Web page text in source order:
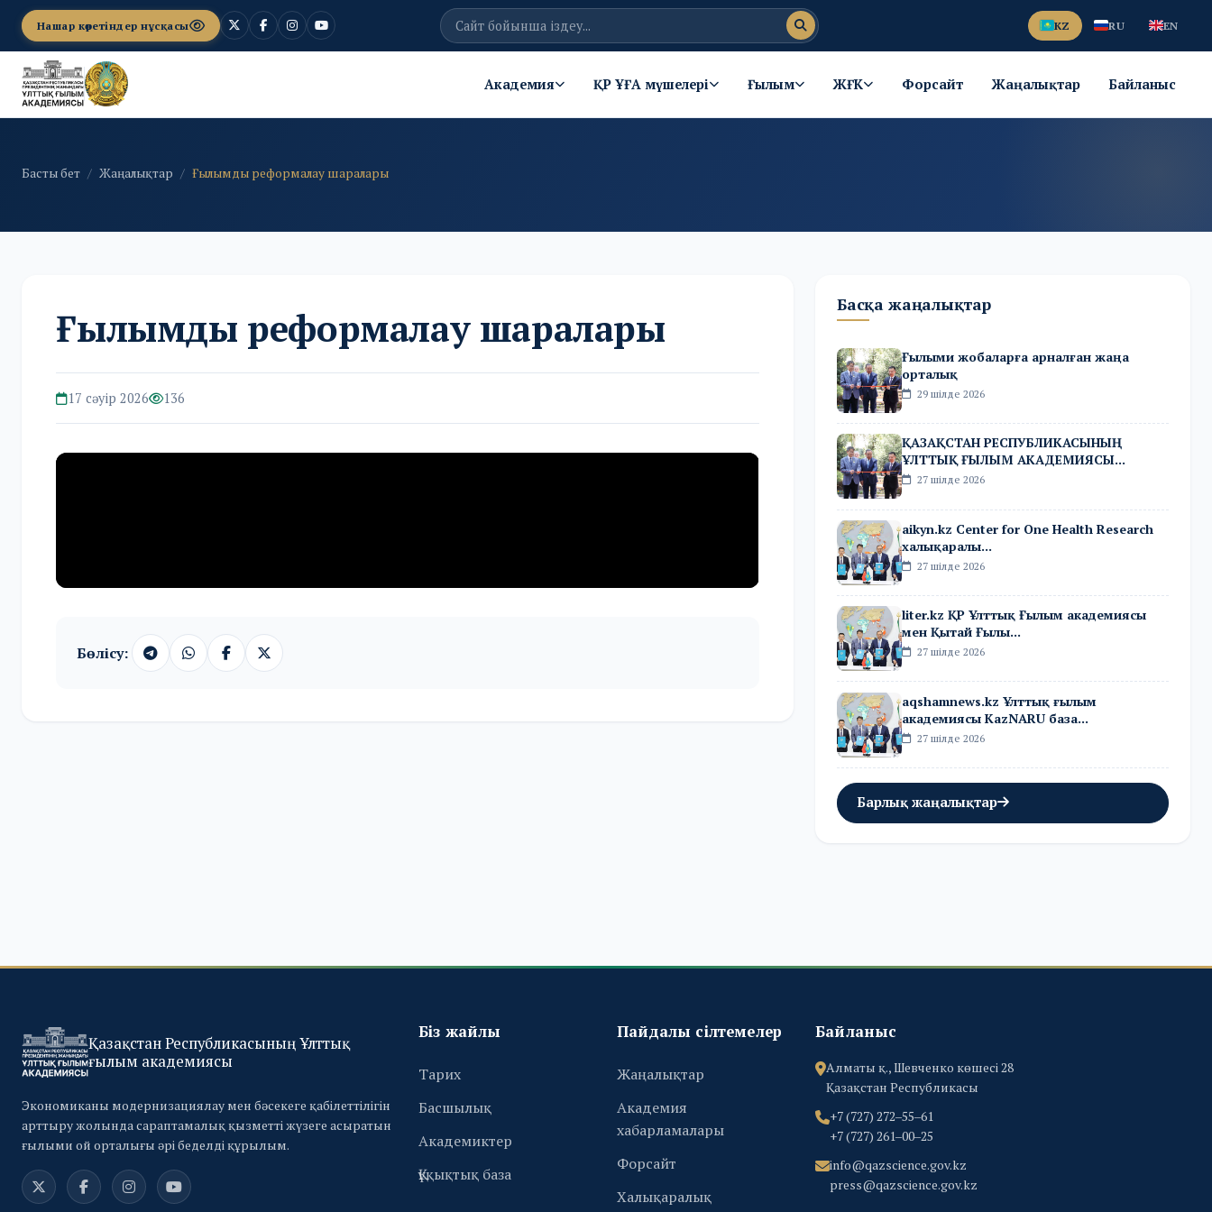
Нашар көретіндер нұсқасы KZ RU EN
Академия ҚР ҰҒА мүшелері Ғылым ЖҒК Форсайт Жаңалықтар Байланыс
Басты бет Жаңалықтар Ғылымды реформалау шаралары
Ғылымды реформалау шаралары
17 сәуір 2026 136
Бөлісу:
Басқа жаңалықтар
Ғылыми жобаларға арналған жаңа
орталық
29 шілде 2026
ҚАЗАҚСТАН РЕСПУБЛИКАСЫНЫҢ
ҰЛТТЫҚ ҒЫЛЫМ АКАДЕМИЯСЫ...
27 шілде 2026
aikyn.kz Center for One Health Research
халықаралы...
27 шілде 2026
liter.kz ҚР Ұлттық Ғылым академиясы
мен Қытай Ғылы...
27 шілде 2026
aqshamnews.kz Ұлттық ғылым
академиясы KazNARU база...
27 шілде 2026
Барлық жаңалықтар
Қазақстан Республикасының Ұлттық
ғылым академиясы
Экономиканы модернизациялау мен бәсекеге қабілеттілігін
арттыру жолында сараптамалық қызметті жүзеге асыратын
ғылыми ой орталығы әрі беделді құрылым.
Біз жайлы
Тарих
Басшылық
Академиктер
Құқықтық база
Пайдалы сілтемелер
Жаңалықтар
Академия
хабарламалары
Форсайт
Халықаралық
Байланыс
Алматы қ., Шевченко көшесі 28
Қазақстан Республикасы
+7 (727) 272‒55‒61
+7 (727) 261‒00‒25
info@qazscience.gov.kz
press@qazscience.gov.kz